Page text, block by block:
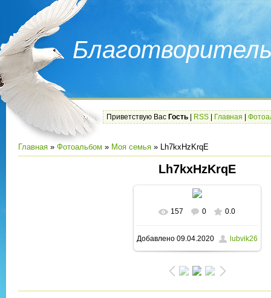
Приветствую Вас Гость RSS Главная
Главная » Фотоальбом » Моя семья » Lh7kxHzKrqE
Lh7kxHzKrqE
В реальном размере
1280x960/ 146.3Kb
157 0 0.0
Добавлено09.04.2020 lubvik26